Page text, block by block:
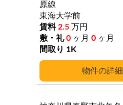
詳細
原線
東海大学前
2.5 万円
0 ヶ月 0 ヶ月
1K